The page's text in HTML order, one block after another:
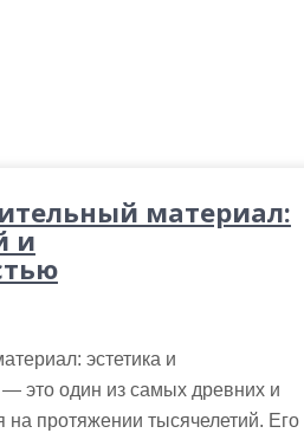
материал:
и
эстетика и
это один из самых древних и
на протяжении тысячелетий. Его